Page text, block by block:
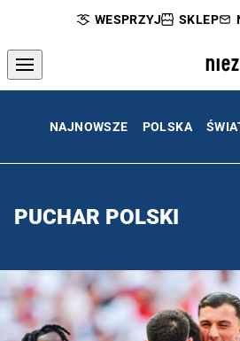
WESPRZYJ SKLEP
NAJNOWSZE POLSKA
PUCHAR POLSKI